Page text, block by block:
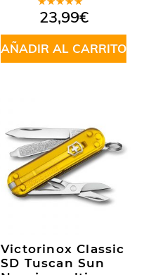
Valorado
en5.00de
5
23,99€
AÑADIR AL CARRITO
Victorinox Classic
SD Tuscan Sun